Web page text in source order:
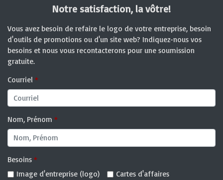
Notre satisfaction, la vôtre!
Vous avez besoin de refaire le logo de votre entreprise, besoin
d'outils de promotions ou d'un site web? Indiquez-nous vos
besoins et nous vous recontacterons pour une soumission
gratuite.
Courriel
Nom, Prénom
Besoins
Image d'entreprise (logo)
Cartes d'affaires